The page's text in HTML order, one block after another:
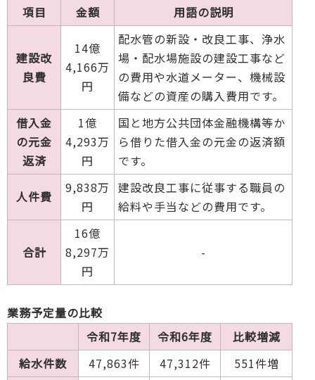
項目
金額 用語の説明
建設改
良費
14億
4,166万
円
配水管の新設・改良工事、浄水
場・配水場施設の建設工事など
の費用や水道メーター、機械設
備などの資産の購入費用です。
借入金
の元金
返済
1億
4,293万
円
国と地方公共団体金融機構等か
ら借りた借入金の元金の返済額
です。
人件費
9,838万
円
建設改良工事に従事する職員の
給料や手当などの費用です。
合計
16億
8,297万
円
-
業務予定量の比較
令和7年度
令和6年度
比較増減
給水件数
47,863件 47,312件 551件増